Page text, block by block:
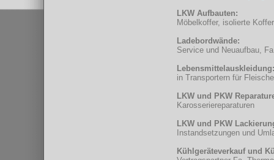
LKW Aufbauten:
Möbelkoffer, isolierte
Ladebordwände:
Service und Neuaufbau,
Lebensmittelauskleidung:
in Transportern für
LKW und PKW
Karosseriereparaturen
LKW und PKW
Instandsetzungen und
Kühlgeräteverkauf und